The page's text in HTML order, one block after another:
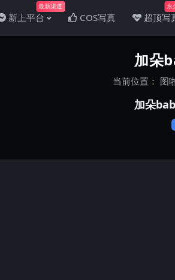
新上平台
最新渠道
COS写真 超顶写
永
加朵
当前位置： 图
加朵